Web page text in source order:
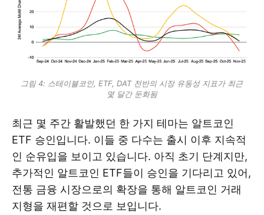
그림 4: 스테이블코인, ETF, DAT 전반의 시장 유동성 지표가 최근
몇 달간 둔화됨
최근 몇 주간 활발했던 한 가지 테마는 알트코인
ETF 승인입니다. 이들 중 다수는 출시 이후 지속적
인 순유입을 보이고 있습니다. 아직 초기 단계지만,
추가적인 알트코인 ETF들이 승인을 기다리고 있어,
전통 금융 시장으로의 확장을 통해 알트코인 거래
지형을 재편할 것으로 보입니다.